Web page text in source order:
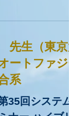
グナル伝達か
解析、さら
に種々の薬剤
、無事、皆さ
しました。当
生（東京
トファジ
系